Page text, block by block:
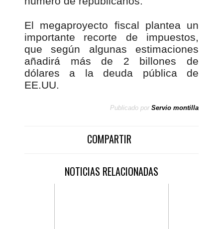
El megaproyecto fiscal plantea un
importante recorte de impuestos,
que según algunas estimaciones
añadirá más de 2 billones de
dólares a la deuda pública de
EE.UU.
Publicado por Servio montilla
COMPARTIR
NOTICIAS RELACIONADAS